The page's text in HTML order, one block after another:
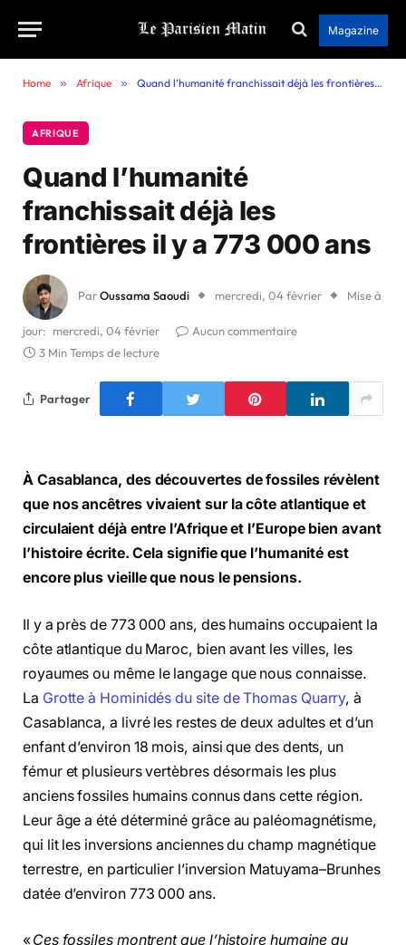
Magazine
Home » Afrique » Quand l’humanité franchissait déjà les frontières il y a 773 000 ans
AFRIQUE
Quand l’humanité
franchissait déjà les
frontières il y a 773 000 ans
ParOussama Saoudi mercredi, 04 février Mise à
jour: mercredi, 04 février
Aucun commentaire
3 Min Temps de lecture
Partager
À Casablanca, des découvertes de fossiles révèlent
que nos ancêtres vivaient sur la côte atlantique et
circulaient déjà entre l’Afrique et l’Europe bien avant
l’histoire écrite. Cela signifie que l’humanité est
encore plus vieille que nous le pensions.
Il y a près de 773 000 ans, des humains occupaient la
côte atlantique du Maroc, bien avant les villes, les
royaumes ou même le langage que nous connaisse.
La Grotte à Hominidés du site de Thomas Quarry, à
Casablanca, a livré les restes de deux adultes et d’un
enfant d’environ 18 mois, ainsi que des dents, un
fémur et plusieurs vertèbres désormais les plus
anciens fossiles humains connus dans cette région.
Leur âge a été déterminé grâce au paléomagnétisme,
qui lit les inversions anciennes du champ magnétique
terrestre, en particulier l’inversion Matuyama–Brunhes
datée d’environ 773 000 ans.
«Ces fossiles montrent que l’histoire humaine au